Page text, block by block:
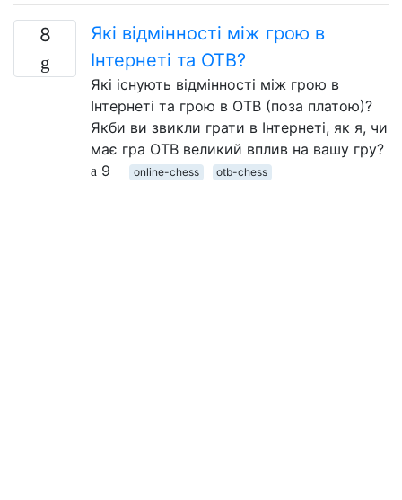
8
Які відмінності між грою в
Інтернеті та OTB?
Які існують відмінності між грою в
Інтернеті та грою в OTB (поза платою)?
Якби ви звикли грати в Інтернеті, як я, чи
має гра OTB великий вплив на вашу гру?
9
online-chess otb-chess